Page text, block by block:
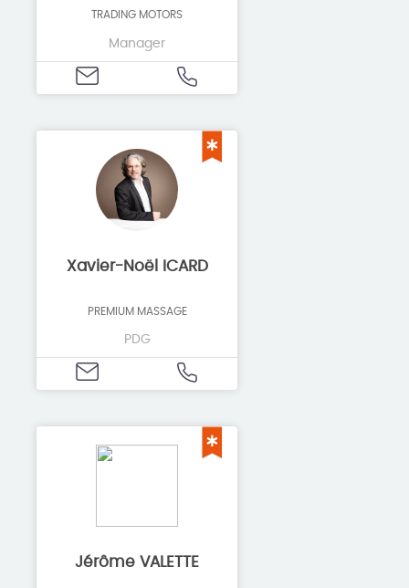
TRADING MOTORS
Manager
Xavier-Noël ICARD
PREMIUM MASSAGE
PDG
Jérôme VALETTE